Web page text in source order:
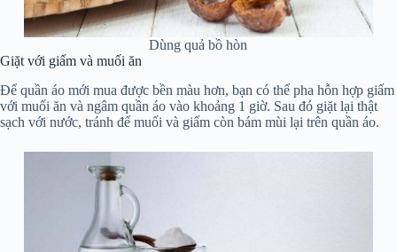
Dùng quả bồ hòn
Giặt với giấm và muối ăn
Để quần áo mới mua được bền màu hơn, bạn có thể pha hỗn hợp giấm
với muối ăn và ngâm quần áo vào khoảng 1 giờ. Sau đó giặt lại thật
sạch với nước, tránh để muối và giấm còn bám mùi lại trên quần áo.